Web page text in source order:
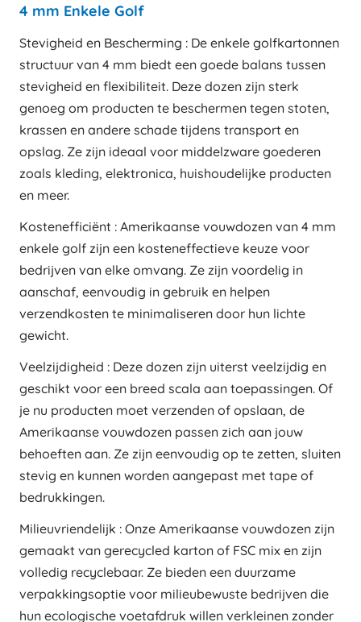
4 mm Enkele Golf
Stevigheid en Bescherming : De enkele golfkartonnen
structuur van 4 mm biedt een goede balans tussen
stevigheid en flexibiliteit. Deze dozen zijn sterk
genoeg om producten te beschermen tegen stoten,
krassen en andere schade tijdens transport en
opslag. Ze zijn ideaal voor middelzware goederen
zoals kleding, elektronica, huishoudelijke producten
en meer.
Kostenefficiënt : Amerikaanse vouwdozen van 4 mm
enkele golf zijn een kosteneffectieve keuze voor
bedrijven van elke omvang. Ze zijn voordelig in
aanschaf, eenvoudig in gebruik en helpen
verzendkosten te minimaliseren door hun lichte
gewicht.
Veelzijdigheid : Deze dozen zijn uiterst veelzijdig en
geschikt voor een breed scala aan toepassingen. Of
je nu producten moet verzenden of opslaan, de
Amerikaanse vouwdozen passen zich aan jouw
behoeften aan. Ze zijn eenvoudig op te zetten, sluiten
stevig en kunnen worden aangepast met tape of
bedrukkingen.
Milieuvriendelijk : Onze Amerikaanse vouwdozen zijn
gemaakt van gerecycled karton of FSC mix en zijn
volledig recyclebaar. Ze bieden een duurzame
verpakkingsoptie voor milieubewuste bedrijven die
hun ecologische voetafdruk willen verkleinen zonder